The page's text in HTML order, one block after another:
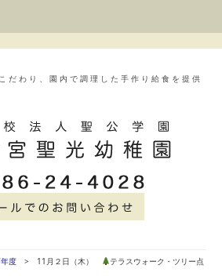
だわり、園内で調理した手作り給食を提供
度 11月２日（木）
テラスウォーク・ツリー点